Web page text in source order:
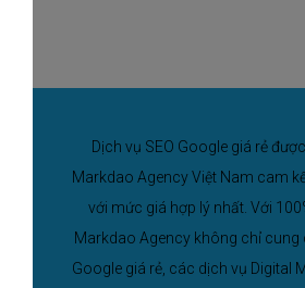
Dịch vụ SEO Google giá rẻ
Markdao Agency Việt Nam cam
với mức giá hợp lý nhất. Với
Markdao Agency không chỉ cung
Google giá rẻ, các dịch vụ Digital